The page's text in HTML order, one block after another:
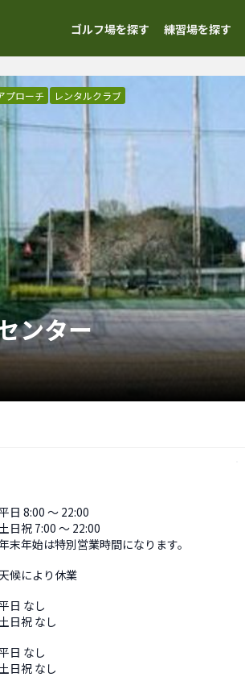
ゴルフ場を探す 練習場を探す
プローチ レンタルクラブ
ンター
日 8:00 〜 22:00
土日祝 7:00 〜 22:00
末年始は特別営業時間になります。
候により休業
日 なし
土日祝 なし
日 なし
土日祝 なし